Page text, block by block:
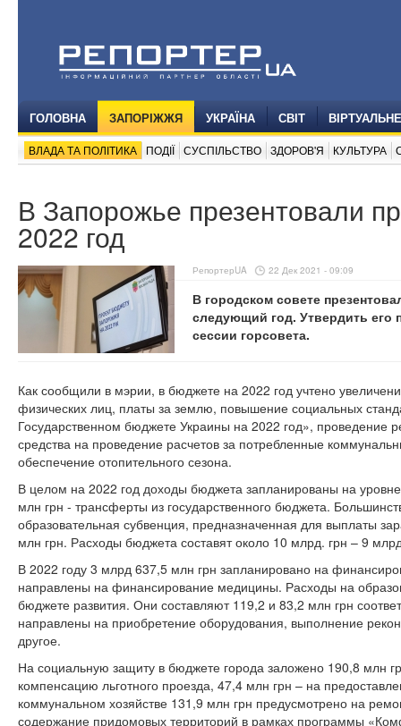
ГОЛОВНА ЗАПОРІЖЖЯ УКРАЇНА СВІТ
ВЛАДА ТА ПОЛІТИКА ПОДІЇ СУСПІЛЬСТВО ЗДОРОВ'Я КУЛЬТУРА
В Запорожье презентовали
2022 год
РепортерUA 22 Дек 2021 - 09:09
В городском совете
следующий год. Утвердить его
сессии горсовета.
Как сообщили в мэрии, в бюджете на 2022 год учтено
физических лиц, платы за землю, повышение социальных
Государственном бюджете Украины на 2022 год», проведение
средства на проведение расчетов за потребленные
обеспечение отопительного сезона.
В целом на 2022 год доходы бюджета запланированы на
млн грн - трансферты из государственного бюджета.
образовательная субвенция, предназначенная для выплаты
млн грн. Расходы бюджета составят около 10 млрд. грн – 9
В 2022 году 3 млрд 637,5 млн грн запланировано на
направлены на финансирование медицины. Расходы на
бюджете развития. Они составляют 119,2 и 83,2 млн грн
направлены на приобретение оборудования, выполнение
другое.
На социальную защиту в бюджете города заложено 190,8 млн
компенсацию льготного проезда, 47,4 млн грн – на
коммунальном хозяйстве 131,9 млн грн предусмотрено на
содержание придомовых территорий в рамках программы